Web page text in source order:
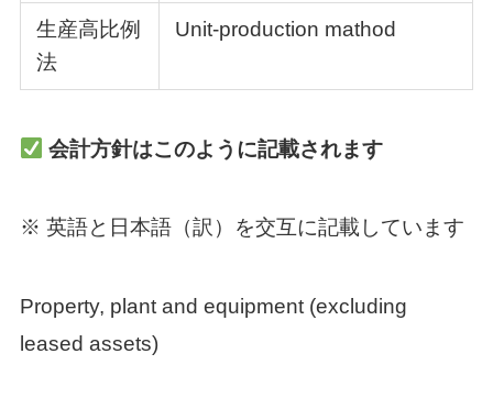
生産高比例
法
Unit-production mathod
会計方針はこのように記載されます
※ 英語と日本語（訳）を交互に記載しています
Property, plant and equipment (excluding
leased assets)